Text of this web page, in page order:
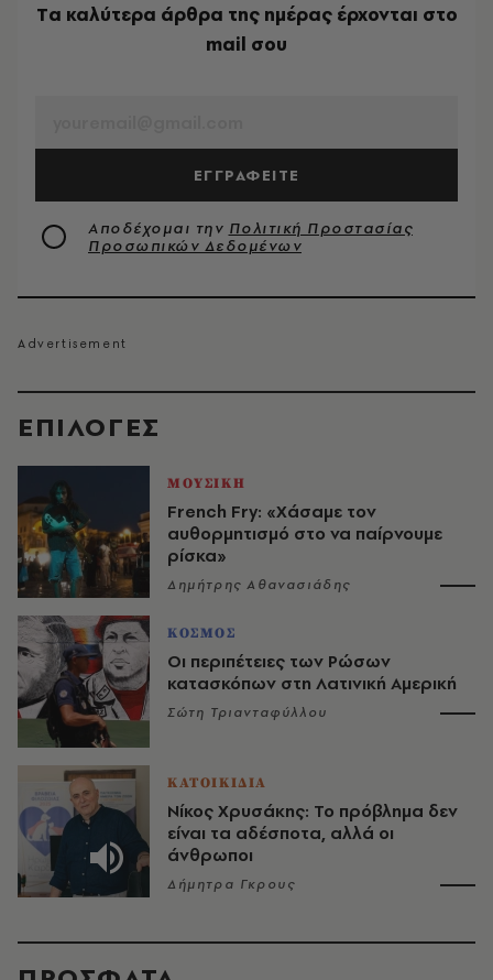
EΠΙΛΟΓΈΣ
ΜΟΥΣΙΚΗ
French Fry: «Χάσαμε τον
αυθορμητισμό στο να παίρνουμε
ρίσκα»
Δημήτρης Αθανασιάδης
ΚΟΣΜΟΣ
Οι περιπέτειες των Ρώσων
κατασκόπων στη Λατινική Αμερική
Σώτη Τριανταφύλλου
ΚΑΤΟΙΚΙΔΙΑ
Νίκος Χρυσάκης: Το πρόβλημα δεν
είναι τα αδέσποτα, αλλά οι
άνθρωποι
Δήμητρα Γκρους
Tα καλύτερα άρθρα της ημέρας έρχονται στο
mail σου
ΕΓΓΡΑΦΕΙΤΕ
Αποδέχομαι την Πολιτική Προστασίας
Προσωπικών Δεδομένων